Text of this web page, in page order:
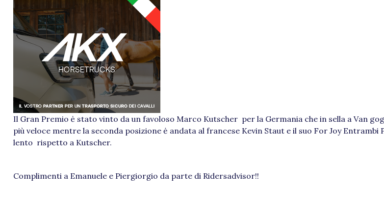
Il Gran Premio ė stato vinto da un favoloso Marco Kutscher per la Germania che in sella a Van
più veloce mentre la seconda posizione ė andata al francese Kevin Staut e il suo For Joy
lento rispetto a Kutscher.
Complimenti a Emanuele e Piergiorgio da parte di Ridersadvisor!!